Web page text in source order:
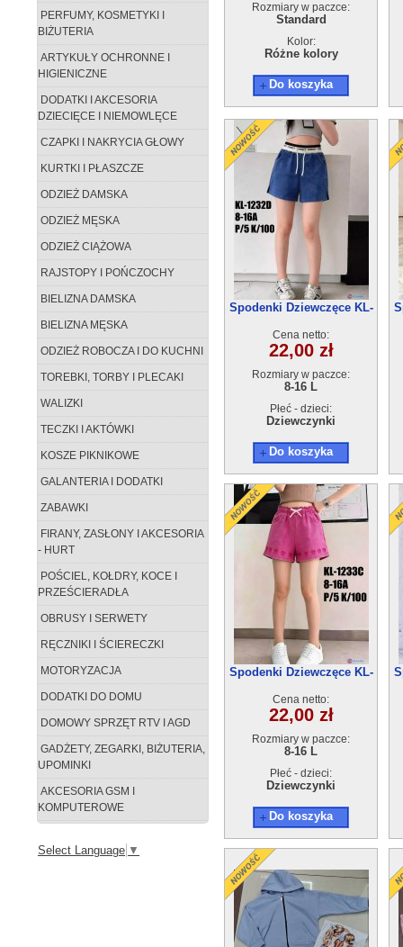
PERFUMY, KOSMETYKI I
BIŻUTERIA
ARTYKUŁY OCHRONNE I
HIGIENICZNE
DODATKI I AKCESORIA
DZIECIĘCE I NIEMOWLĘCE
CZAPKI I NAKRYCIA GŁOWY
KURTKI I PŁASZCZE
ODZIEŻ DAMSKA
ODZIEŻ MĘSKA
ODZIEŻ CIĄŻOWA
RAJSTOPY I POŃCZOCHY
BIELIZNA DAMSKA
BIELIZNA MĘSKA
ODZIEŻ ROBOCZA I DO KUCHNI
TOREBKI, TORBY I PLECAKI
WALIZKI
TECZKI I AKTÓWKI
KOSZE PIKNIKOWE
GALANTERIA I DODATKI
ZABAWKI
FIRANY, ZASŁONY I AKCESORIA
- HURT
POŚCIEL, KOŁDRY, KOCE I
PRZEŚCIERADŁA
OBRUSY I SERWETY
RĘCZNIKI I ŚCIERECZKI
MOTORYZACJA
DODATKI DO DOMU
DOMOWY SPRZĘT RTV I AGD
GADŻETY, ZEGARKI, BIŻUTERIA,
UPOMINKI
AKCESORIA GSM I
KOMPUTEROWE
Select Language ▼
Rozmiary w paczce:
Standard
Kolor:
Różne kolory
Do koszyka
Spodenki Dziewczęce KL-
Cena netto:
22,00 zł
Rozmiary w paczce:
8-16 L
Płeć - dzieci:
Dziewczynki
Do koszyka
Spodenki Dziewczęce KL-
Cena netto:
22,00 zł
Rozmiary w paczce:
8-16 L
Płeć - dzieci:
Dziewczynki
Do koszyka